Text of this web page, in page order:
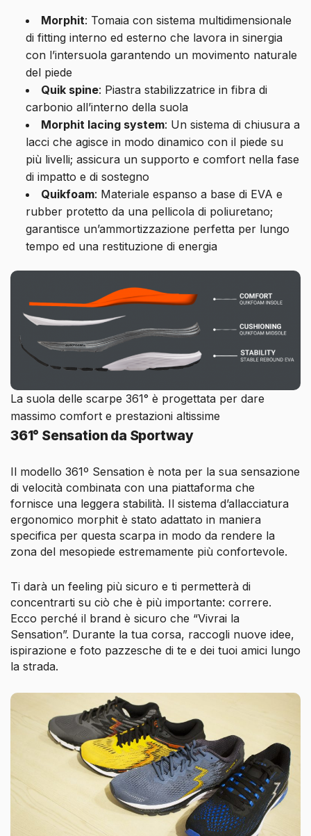
Morphit: Tomaia con sistema multidimensionale
di fitting interno ed esterno che lavora in sinergia
con l’intersuola garantendo un movimento naturale
del piede
Quik spine: Piastra stabilizzatrice in fibra di
carbonio all’interno della suola
Morphit lacing system: Un sistema di chiusura a
lacci che agisce in modo dinamico con il piede su
più livelli; assicura un supporto e comfort nella fase
di impatto e di sostegno
Quikfoam: Materiale espanso a base di EVA e
rubber protetto da una pellicola di poliuretano;
garantisce un’ammortizzazione perfetta per lungo
tempo ed una restituzione di energia
La suola delle scarpe 361° è progettata per dare
massimo comfort e prestazioni altissime
361° Sensation da Sportway
Il modello 361º Sensation è nota per la sua sensazione
di velocità combinata con una piattaforma che
fornisce una leggera stabilità. Il sistema d’allacciatura
ergonomico morphit è stato adattato in maniera
specifica per questa scarpa in modo da rendere la
zona del mesopiede estremamente più confortevole.
Ti darà un feeling più sicuro e ti permetterà di
concentrarti su ciò che è più importante: correre.
Ecco perché il brand è sicuro che “Vivrai la
Sensation”. Durante la tua corsa, raccogli nuove idee,
ispirazione e foto pazzesche di te e dei tuoi amici lungo
la strada.